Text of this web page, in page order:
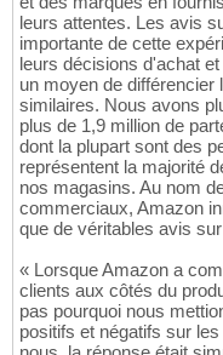
leurs attentes. Les avis
importante de cette
leurs décisions d'achat
un moyen de
similaires. Nous avons
plus de 1,9 million de
dont la plupart sont des
représentent la majorité
nos magasins. Au nom
commerciaux, Amazon
que de véritables avis
« Lorsque Amazon a
clients aux côtés du
pas pourquoi nous
positifs et négatifs sur